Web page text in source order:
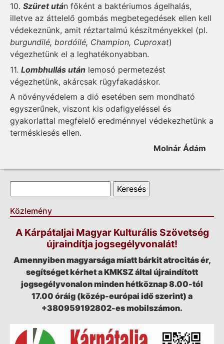
10. Szüret után főként a baktériumos ágelhalás,
illetve az áttelelő gombás megbetegedések ellen kell
védekeznünk, amit réztartalmú készítményekkel (pl.
burgundilé, bordóilé, Champion, Cuproxat)
végezhetünk el a leghatékonyabban.
11. Lombhullás után lemosó permetezést
végezhetünk, akárcsak rügyfakadáskor.
A növényvédelem a dió esetében sem mondható
egyszerűnek, viszont kis odafigyeléssel és
gyakorlattal megfelelő eredménnyel védekezhetünk a
terméskiesés ellen.
Molnár Ádám
Keresés űrlap
Keresés
Közlemény
A Kárpátaljai Magyar Kulturális Szövetség
újraindítja jogsegélyvonalát!
Amennyiben magyarsága miatt bárkit atrocitás ér,
segítséget kérhet a KMKSZ által újraindított
jogsegélyvonalon minden hétköznap 8.00-tól
17.00 óráig (közép-európai idő szerint) a
+380959192802-es mobilszámon.